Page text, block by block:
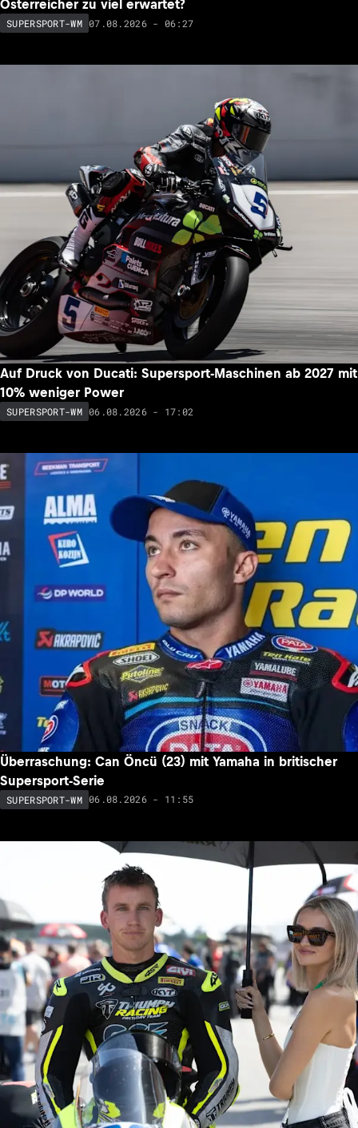
Österreicher zu viel erwartet?
SUPERSPORT-WM 07.08.2026 - 06:27
Auf Druck von Ducati: Supersport-Maschinen ab 2027 mit
10% weniger Power
SUPERSPORT-WM 06.08.2026 - 17:02
Überraschung: Can Öncü (23) mit Yamaha in britischer
Supersport-Serie
SUPERSPORT-WM 06.08.2026 - 11:55